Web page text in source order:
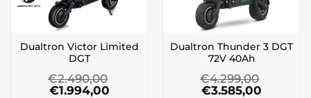
Dualtron Victor Limited
DGT
€2.490,00
El
€1.994,00
Dualtron Thunder 3 DGT
72V 40Ah
€4.299,00
El
€3.585,00